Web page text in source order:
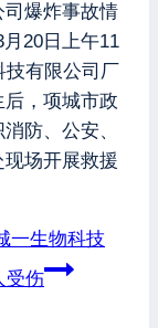
爆炸事故情
20日上午11
技有限公司厂
，项城市政
防、公安、
场开展救援
一生物科技
受伤